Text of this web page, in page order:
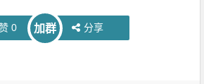
0 加群 分享